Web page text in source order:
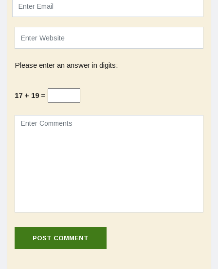
Please enter an answer in digits:
17 + 19 =